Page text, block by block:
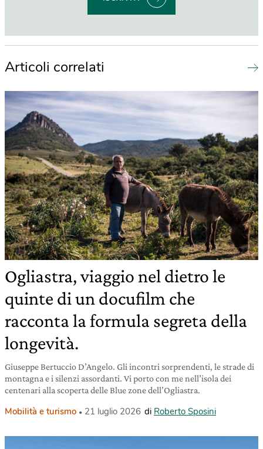
Articoli correlati
Ogliastra, viaggio nel dietro le
quinte di un docufilm che
racconta la formula segreta della
longevità.
Giuseppe Bertuccio D’Angelo. Gli incontri sorprendenti, le strade di
montagna e i silenzi assordanti. Vi porto con me nell’isola dei
centenari alla scoperta delle Blue zone dell’Ogliastra.
Mobilità e turismo 21 luglio 2026 di Roberto Sposini